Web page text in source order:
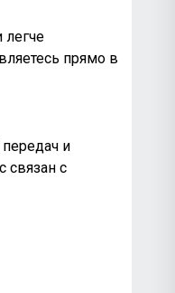
легче
прямо в
и
связан с